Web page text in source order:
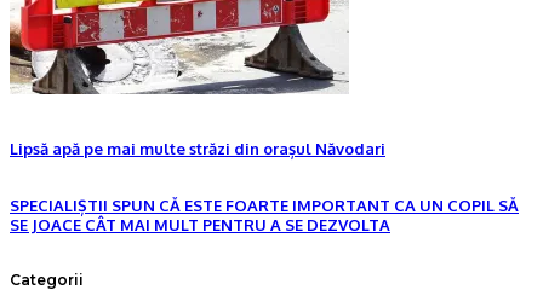
Lipsă apă pe mai multe străzi din orașul Năvodari
SPECIALIȘTII SPUN CĂ ESTE FOARTE IMPORTANT CA UN COPIL SĂ
SE JOACE CÂT MAI MULT PENTRU A SE DEZVOLTA
Categorii